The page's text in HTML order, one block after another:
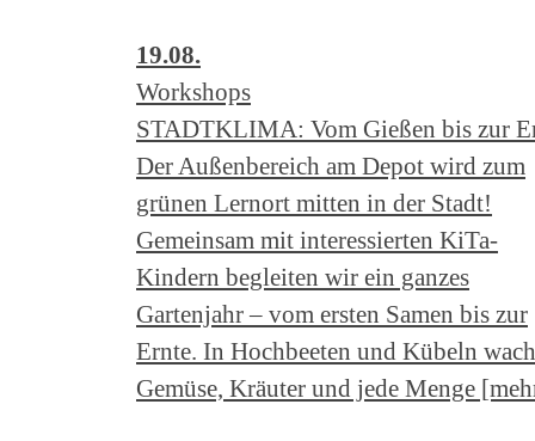
19.08.
Workshops
STADTKLIMA: Vom Gießen bis zur
Der Außenbereich am Depot wird zum
grünen Lernort mitten in der Stadt!
Gemeinsam mit interessierten KiTa-
Kindern begleiten wir ein ganzes
Gartenjahr – vom ersten Samen bis zur
Ernte. In Hochbeeten und Kübeln
Gemüse, Kräuter und jede Menge